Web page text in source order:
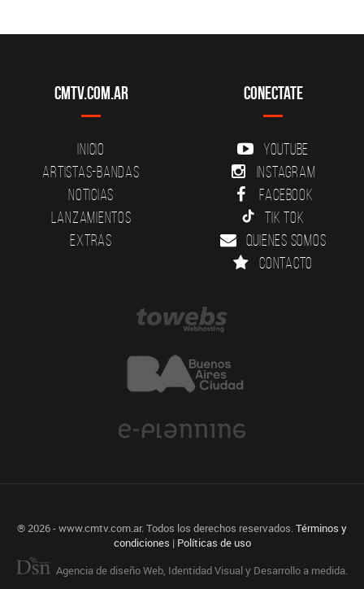
CMTV.com.ar
Inicio
Artistas-Bandas
Noticias
Lanzamientos
Extras
Conectate
YouTube
Instagram
Facebook
Tik Tok
Quienes somos
Contacto
® 2026 - www.cmtv.com.ar. Todos los derechos reservados.Términos y
condiciones | Políticas de uso
Agencia de diseño Web, Identidad Visual y Desarrollo a medida.